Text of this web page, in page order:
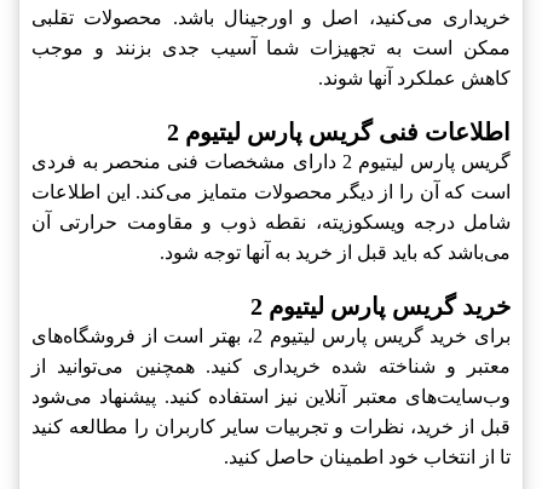
خریداری می‌کنید، اصل و اورجینال باشد. محصولات تقلبی
ممکن است به تجهیزات شما آسیب جدی بزنند و موجب
کاهش عملکرد آنها شوند.
اطلاعات فنی گریس پارس لیتیوم 2
گریس پارس لیتیوم 2 دارای مشخصات فنی منحصر به فردی
است که آن را از دیگر محصولات متمایز می‌کند. این اطلاعات
شامل درجه ویسکوزیته، نقطه ذوب و مقاومت حرارتی آن
می‌باشد که باید قبل از خرید به آنها توجه شود.
خرید گریس پارس لیتیوم 2
برای خرید گریس پارس لیتیوم 2، بهتر است از فروشگاه‌های
معتبر و شناخته شده خریداری کنید. همچنین می‌توانید از
وب‌سایت‌های معتبر آنلاین نیز استفاده کنید. پیشنهاد می‌شود
قبل از خرید، نظرات و تجربیات سایر کاربران را مطالعه کنید
تا از انتخاب خود اطمینان حاصل کنید.